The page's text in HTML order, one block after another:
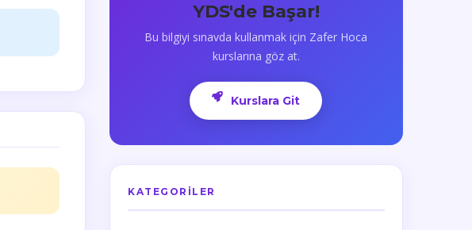
YDS'de Başar!
Bu bilgiyi sınavda kullanmak için Zafer Hoca
kurslarına göz at.
Kurslara Git
KATEGORILER